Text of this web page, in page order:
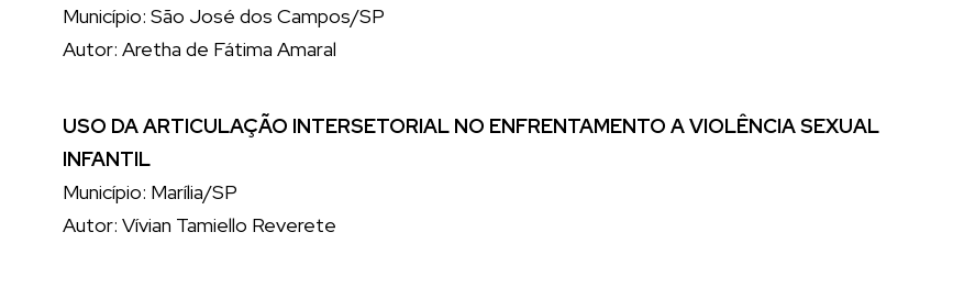
Município: São José dos Campos/SP
Autor: Aretha de Fátima Amaral
USO DA ARTICULAÇÃO INTERSETORIAL NO ENFRENTAMENTO A VIOLÊNCIA SEXUAL
INFANTIL
Município: Marília/SP
Autor: Vívian Tamiello Reverete